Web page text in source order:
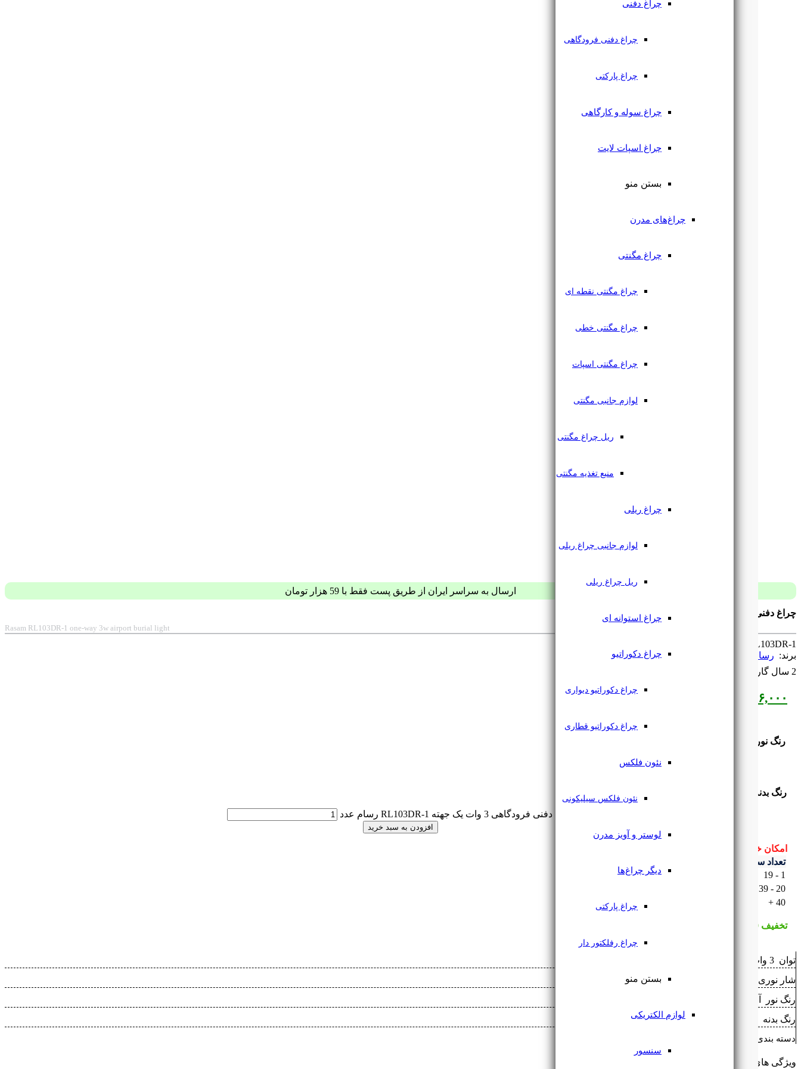
چراغ دفنی
چراغ دفنی فرودگاهی
چراغ پارکتی
چراغ سوله و کارگاهی
چراغ اسپات لایت
بستن منو
چراغ‌های مدرن
چراغ مگنتی
چراغ مگنتی نقطه ای
چراغ مگنتی خطی
چراغ مگنتی اسپات
لوازم جانبی مگنتی
ریل چراغ مگنتی
منبع تغذیه مگنتی
چراغ ریلی
لوازم جانبی چراغ ریلی
ریل چراغ ریلی
چراغ استوانه ای
چراغ دکوراتیو
چراغ دکوراتیو دیواری
چراغ دکوراتیو قطاری
نئون فلکس
نئون فلکس سیلیکونی
لوستر و آویز مدرن
دیگر چراغ‌ها
چراغ پارکتی
چراغ رفلکتور دار
بستن منو
لوازم الکتریکی
سنسور
ارسال به سراسر ایران از طریق پست فقط با 59 هزار تومان
چراغ دفنی فرودگاهی 3 وات یک جهته RL103DR-1 رسام
Rasam RL103DR-1 one-way 3w airport burial light
RL103DR-1
برند: ‌ رسام
2 سال گارانتی
۹۶۶,۰۰۰
رنگ نور
رنگ بدنه
چراغ دفنی فرودگاهی 3 وات یک جهته RL103DR-1 رسام عدد
افزودن به سبد خرید
امکان خرید عمده:
تعداد سفارش
1 - 19
۹۶۶,۰۰۰تومان
20 - 39
40 +
۸۶۹,۴۰۰ تومان
تخفیف 10% برای خرید عمده بیشتر از 40 عدد
توان ‌ 3 وات
شار نوری ‌
رنگ نور ‌
رنگ بدنه ‌
دسته بندی: ‌
ویژگی های محصول: